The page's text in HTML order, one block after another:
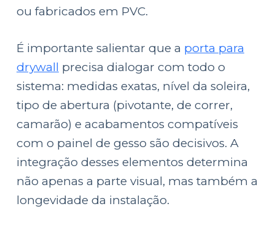
ou fabricados em PVC.
É importante salientar que a porta para
drywall precisa dialogar com todo o
sistema: medidas exatas, nível da soleira,
tipo de abertura (pivotante, de correr,
camarão) e acabamentos compatíveis
com o painel de gesso são decisivos. A
integração desses elementos determina
não apenas a parte visual, mas também a
longevidade da instalação.